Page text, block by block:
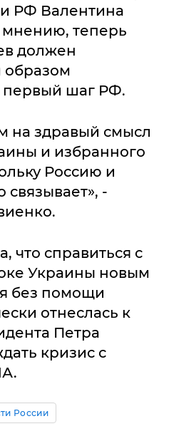
РФ Валентина
теперь
должен
образом
первый шаг РФ.
на здравый смысл
и избранного
Россию и
связывает», -
что справиться с
Украины новым
без помощи
отнеслась к
Петра
кризис с
России